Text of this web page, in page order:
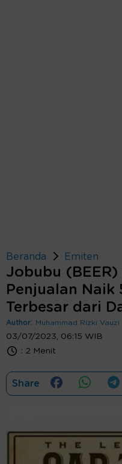
Beranda Emiten
Jobubu (BEER)
Penjualan Naik
Terbesar dari
Author: Muhammad Rizki Vauzi
03/07/2023, 06:15 WIB
: 2 Menit
Share